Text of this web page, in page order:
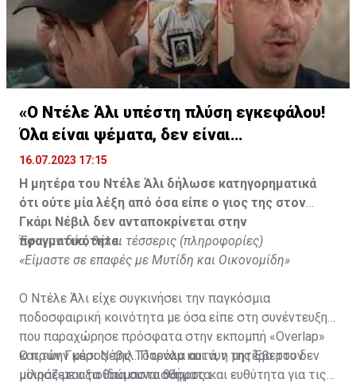
«Ο Ντέλε Άλι υπέστη πλύση εγκεφάλου!
Όλα είναι ψέματα, δεν είναι
υιοθετημένος»
16.07.2023 17:15
Η μητέρα του Ντέλε Άλι δήλωσε κατηγορηματικά
ότι ούτε μία λέξη από όσα είπε ο γιος της στον
Γκάρι Νέβιλ δεν ανταποκρίνεται στην
πραγματικότητα.
Έφυγαν δύο, θέλει τέσσερις (πληροφορίες)
«Είμαστε σε επαφές με Μυτίδη και Οικονομίδη»
Ο Ντέλε Άλι είχε συγκινήσει την παγκόσμια
ποδοσφαιρική κοινότητα με όσα είπε στη συνέντευξη
που παραχώρησε πρόσφατα στην εκπομπή «Overlap»
και τον Γκάρι Νέβιλ. Παρόλα αυτά, η μητέρα του δεν
μοιράζεται τα ίδια συναισθήματα.
Ο πρώην μέσος της Τότεναμ και νυν της Έβερτον
μίλησε με αξιοθαύμαστο θάρρος και ευθύτητα για τις